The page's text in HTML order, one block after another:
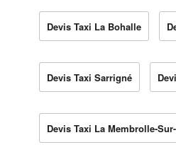
Devis Taxi La Bohalle
Devis Taxi Sarrigné
Devis Taxi La Membrolle-